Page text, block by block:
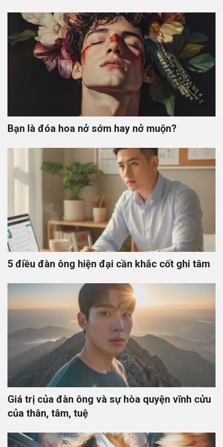
Bạn là đóa hoa nở sớm hay nở muộn?
5 điều đàn ông hiện đại cần khắc cốt ghi tâm
Giá trị của đàn ông và sự hòa quyện vĩnh cửu
của thân, tâm, tuệ